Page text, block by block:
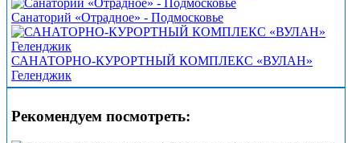
Санаторий «Отрадное» - Подмосковье
САНАТОРНО-КУРОРТНЫЙ КОМПЛЕКС «ВУЛАН»
Геленджик
Рекомендуем посмотреть: